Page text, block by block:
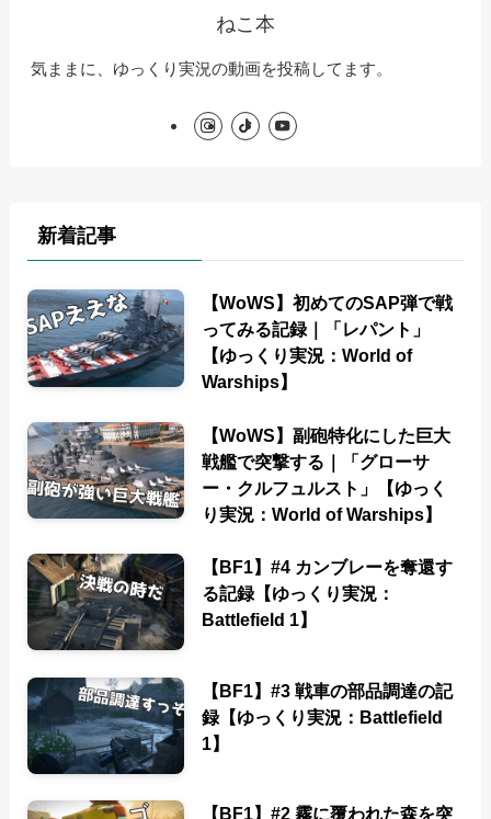
ねこ本
気ままに、ゆっくり実況の動画を投稿してます。
新着記事
【WoWS】初めてのSAP弾で戦
ってみる記録｜「レパント」
【ゆっくり実況：World of
Warships】
【WoWS】副砲特化にした巨大
戦艦で突撃する｜「グローサ
ー・クルフュルスト」【ゆっく
り実況：World of Warships】
【BF1】#4 カンブレーを奪還す
る記録【ゆっくり実況：
Battlefield 1】
【BF1】#3 戦車の部品調達の記
録【ゆっくり実況：Battlefield
1】
【BF1】#2 霧に覆われた森を突